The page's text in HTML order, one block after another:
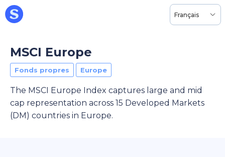
Français
MSCI Europe
Fonds propres Europe
The MSCI Europe Index captures large and mid
cap representation across 15 Developed Markets
(DM) countries in Europe.